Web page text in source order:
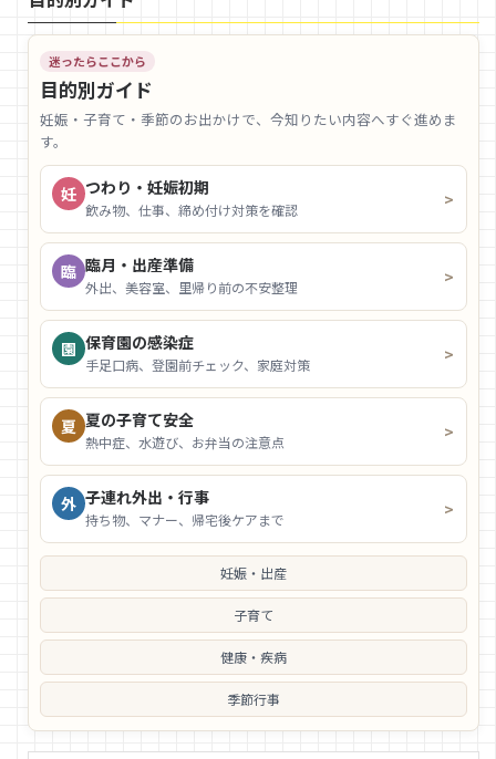
迷ったらここから
目的別ガイド
妊娠・子育て・季節のお出かけで、今知りたい内容へすぐ進めま
す。
妊 つわり・妊娠初期
飲み物、仕事、締め付け対策を確認 >
臨 臨月・出産準備
外出、美容室、里帰り前の不安整理 >
園 保育園の感染症
手足口病、登園前チェック、家庭対策 >
夏 夏の子育て安全
熱中症、水遊び、お弁当の注意点 >
外 子連れ外出・行事
持ち物、マナー、帰宅後ケアまで >
妊娠・出産
子育て
健康・疾病
季節行事